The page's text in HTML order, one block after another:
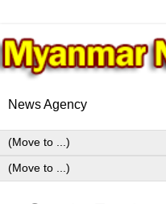
News Agency